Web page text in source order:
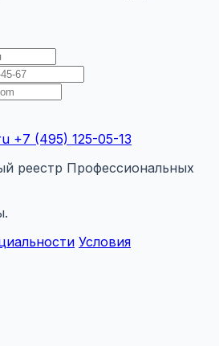
+7 (495) 125-05-13
реестр Профессиональных
Условия